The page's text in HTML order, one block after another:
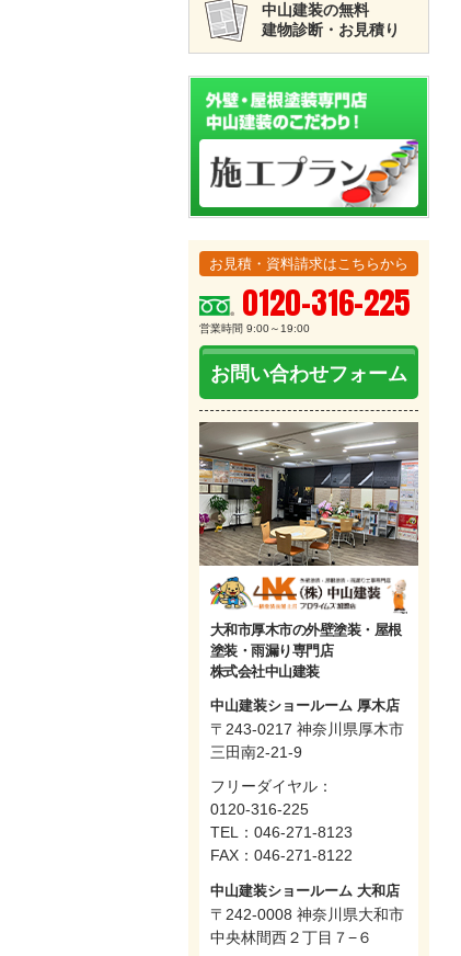
中山建装の無料
建物診断・お見積り
お見積・資料請求はこちらから
0120-316-225
営業時間 9:00～19:00
お問い合わせフォーム
大和市厚木市の外壁塗装・屋根
塗装・雨漏り専門店
株式会社中山建装
中山建装ショールーム 厚木店
〒243-0217 神奈川県厚木市
三田南2-21-9
フリーダイヤル：
0120-316-225
TEL： 046-271-8123
FAX：046-271-8122
中山建装ショールーム 大和店
〒242-0008 神奈川県大和市
中央林間西２丁目７−６